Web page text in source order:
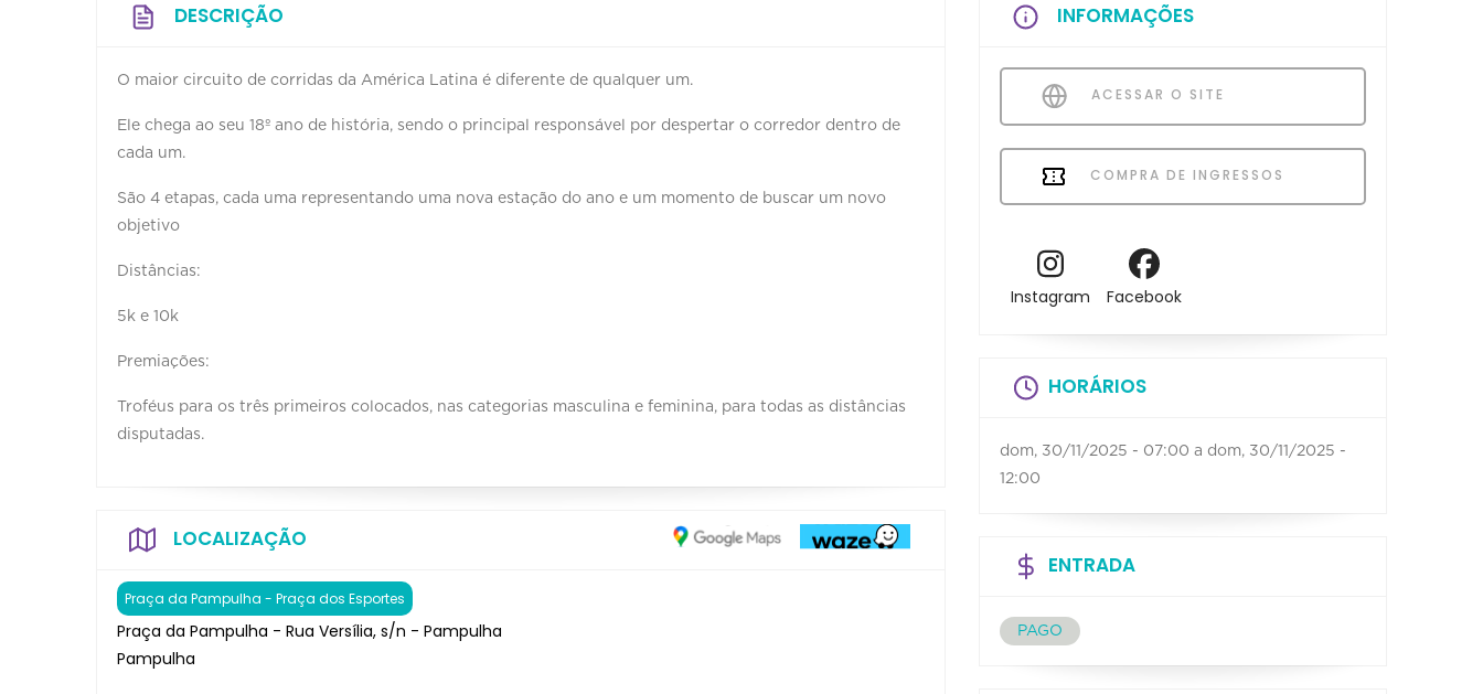
DESCRIÇÃO
O maior circuito de corridas da América Latina é diferente de qualquer um.
Ele chega ao seu 18º ano de história, sendo o principal responsável por despertar o corredor dentro de
cada um.
São 4 etapas, cada uma representando uma nova estação do ano e um momento de buscar um novo
objetivo
Distâncias:
5k e 10k
Premiações:
Troféus para os três primeiros colocados, nas categorias masculina e feminina, para todas as distâncias
disputadas.
LOCALIZAÇÃO
Praça da Pampulha - Praça dos Esportes
Praça da Pampulha - Rua Versília, s/n - Pampulha
Pampulha
INFORMAÇÕES
ACESSAR O SITE
COMPRA DE INGRESSOS
Instagram Facebook
HORÁRIOS
dom, 30/11/2025 - 07:00 a dom, 30/11/2025 -
12:00
ENTRADA
PAGO